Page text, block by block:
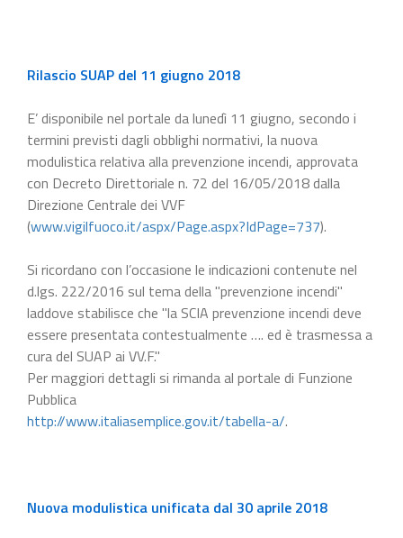
Rilascio SUAP del 11 giugno 2018
E’ disponibile nel portale da lunedì 11 giugno, secondo i
termini previsti dagli obblighi normativi, la nuova
modulistica relativa alla prevenzione incendi, approvata
con Decreto Direttoriale n. 72 del 16/05/2018 dalla
Direzione Centrale dei VVF
(www.vigilfuoco.it/aspx/Page.aspx?IdPage=737).
Si ricordano con l’occasione le indicazioni contenute nel
d.lgs. 222/2016 sul tema della "prevenzione incendi"
laddove stabilisce che "la SCIA prevenzione incendi deve
essere presentata contestualmente …. ed è trasmessa a
cura del SUAP ai VV.F."
Per maggiori dettagli si rimanda al portale di Funzione
Pubblica
http://www.italiasemplice.gov.it/tabella-a/.
Nuova modulistica unificata dal 30 aprile 2018